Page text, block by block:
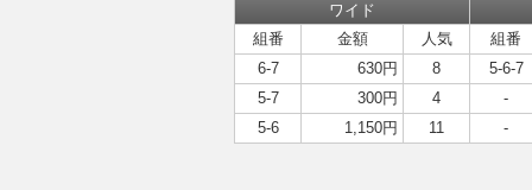
ワイド
組番
金額 人気
組番
6-7
630円 8
5-6-7
5-7
300円 4
-
5-6
1,150円 11 -